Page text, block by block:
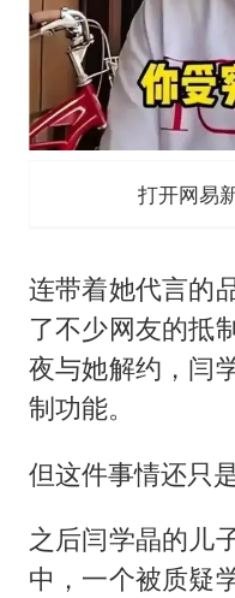
打开网易
连带着她代言的
了不少网友的抵
夜与她解约，闫
制功能。
但这件事情还只
之后闫学晶的儿
中，一个被质疑